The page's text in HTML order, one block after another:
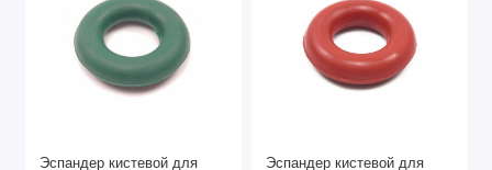
Эспандер кистевой для
Эспандер кистевой для